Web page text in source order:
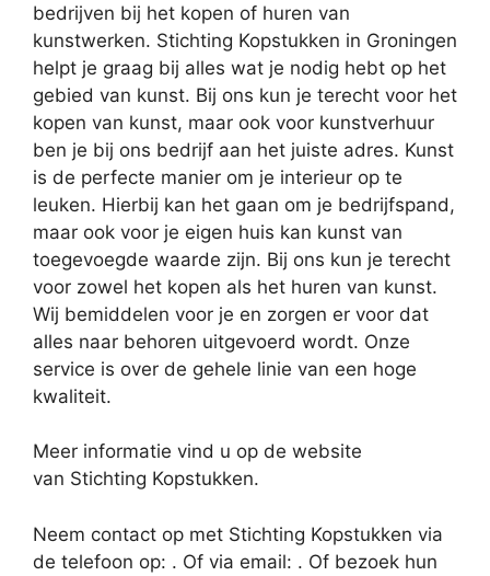
bedrijven bij het kopen of huren van
kunstwerken. Stichting Kopstukken in Groningen
helpt je graag bij alles wat je nodig hebt op het
gebied van kunst. Bij ons kun je terecht voor het
kopen van kunst, maar ook voor kunstverhuur
ben je bij ons bedrijf aan het juiste adres. Kunst
is de perfecte manier om je interieur op te
leuken. Hierbij kan het gaan om je bedrijfspand,
maar ook voor je eigen huis kan kunst van
toegevoegde waarde zijn. Bij ons kun je terecht
voor zowel het kopen als het huren van kunst.
Wij bemiddelen voor je en zorgen er voor dat
alles naar behoren uitgevoerd wordt. Onze
service is over de gehele linie van een hoge
kwaliteit.
Meer informatie vind u op de website
van Stichting Kopstukken.
Neem contact op met Stichting Kopstukken via
de telefoon op: . Of via email: . Of bezoek hun